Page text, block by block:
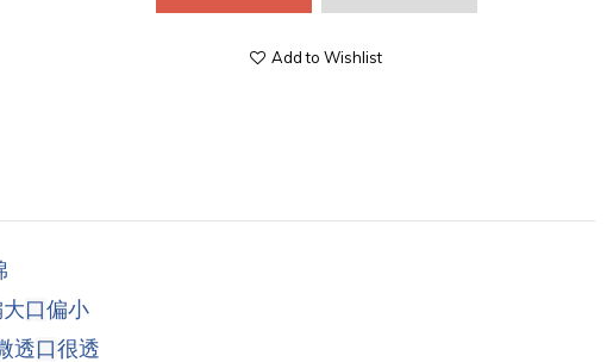
Add to Wishlist
口偏小
透口很透